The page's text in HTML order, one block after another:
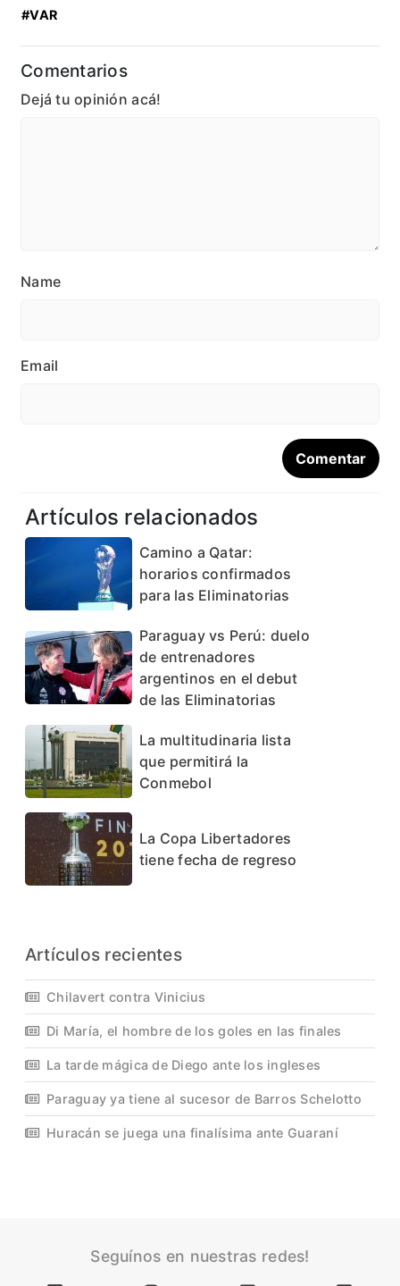
#VAR
Comentarios
Dejá tu opinión acá!
Name
Email
Artículos relacionados
Camino a Qatar:
horarios confirmados
para las Eliminatorias
Paraguay vs Perú: duelo
de entrenadores
argentinos en el debut
de las Eliminatorias
La multitudinaria lista
que permitirá la
Conmebol
La Copa Libertadores
tiene fecha de regreso
Artículos recientes
Chilavert contra Vinicius
Di María, el hombre de los goles en las finales
La tarde mágica de Diego ante los ingleses
Paraguay ya tiene al sucesor de Barros Schelotto
Huracán se juega una finalísima ante Guaraní
Seguínos en nuestras redes!